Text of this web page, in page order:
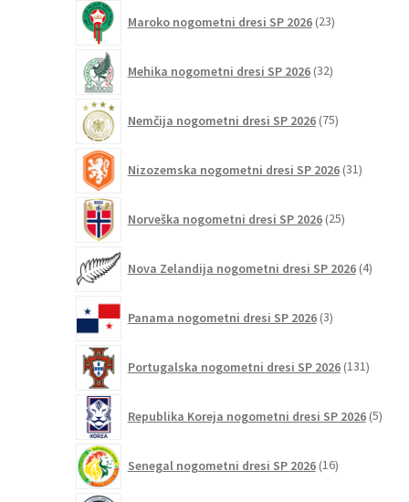
Maroko nogometni dresi SP 2026 23izdelkov
Mehika nogometni dresi SP 2026 32izdelkov
Nemčija nogometni dresi SP 2026 75izdelkov
Nizozemska nogometni dresi SP 2026 31izdelkov
Norveška nogometni dresi SP 2026 25izdelkov
Nova Zelandija nogometni dresi SP 2026 4izdelki
Panama nogometni dresi SP 2026 3izdelki
Portugalska nogometni dresi SP 2026 131
Republika Koreja nogometni dresi SP 2026 5
Senegal nogometni dresi SP 2026 16izdelkov